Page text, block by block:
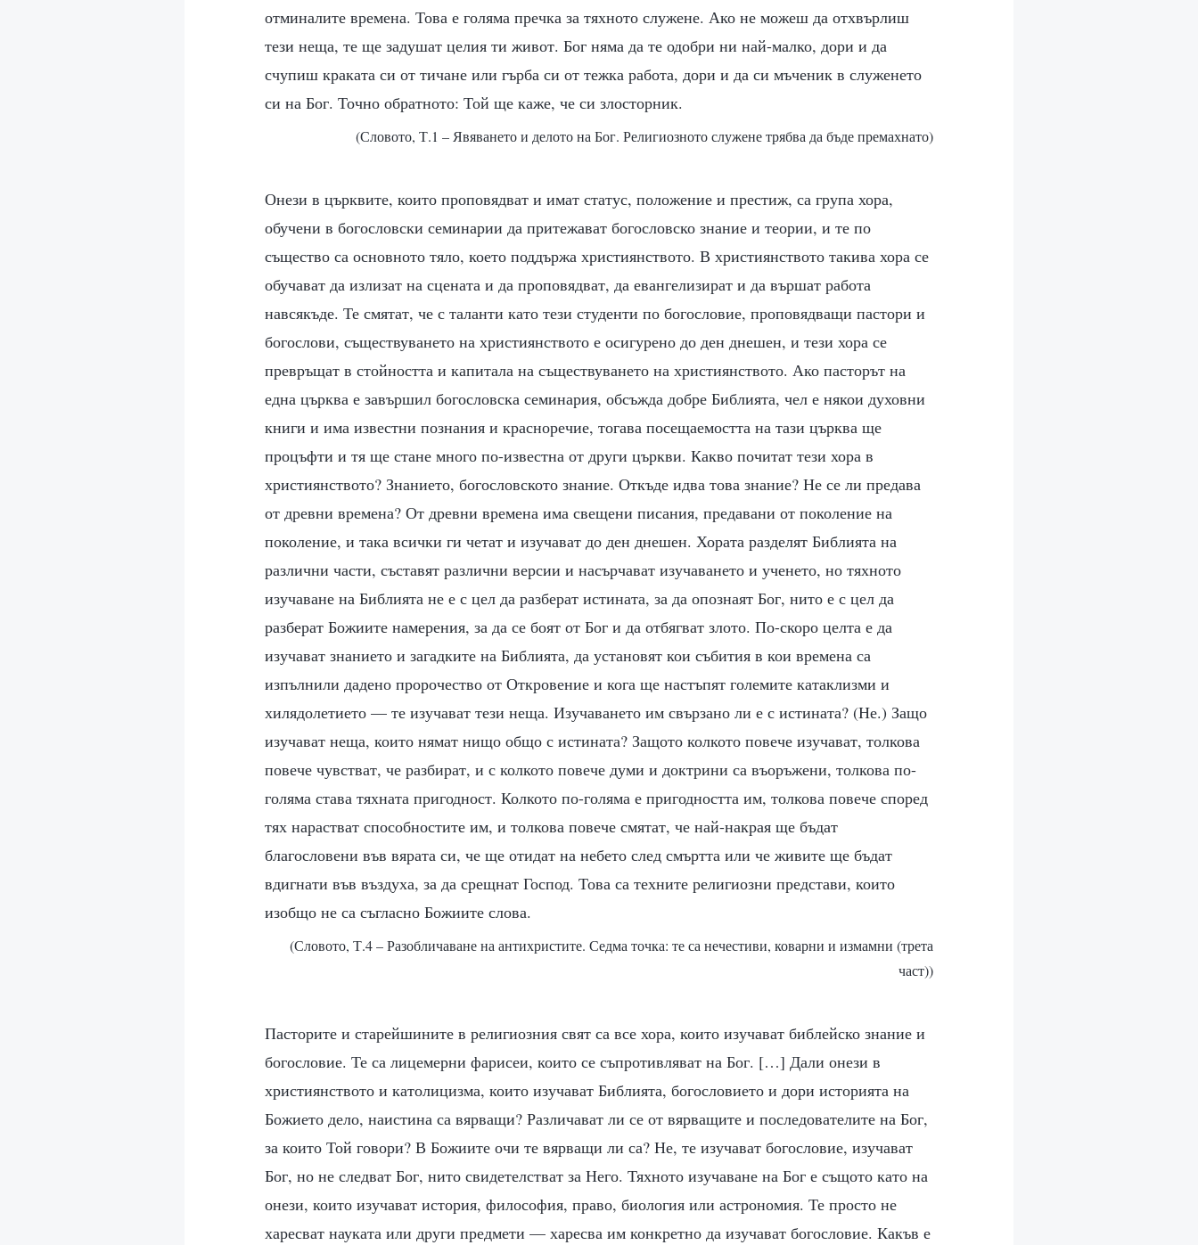
отминалите времена. Това е голяма пречка за тяхното служене. Ако не можеш да отхвърлиш
тези неща, те ще задушат целия ти живот. Бог няма да те одобри ни най-малко, дори и да
счупиш краката си от тичане или гърба си от тежка работа, дори и да си мъченик в служенето
си на Бог. Точно обратното: Той ще каже, че си злосторник.
(Словото, Т.1 – Явяването и делото на Бог. Религиозното служене трябва да бъде премахнато)
Онези в църквите, които проповядват и имат статус, положение и престиж, са група хора,
обучени в богословски семинарии да притежават богословско знание и теории, и те по
същество са основното тяло, което поддържа християнството. В християнството такива хора се
обучават да излизат на сцената и да проповядват, да евангелизират и да вършат работа
навсякъде. Те смятат, че с таланти като тези студенти по богословие, проповядващи пастори и
богослови, съществуването на християнството е осигурено до ден днешен, и тези хора се
превръщат в стойността и капитала на съществуването на християнството. Ако пасторът на
една църква е завършил богословска семинария, обсъжда добре Библията, чел е някои духовни
книги и има известни познания и красноречие, тогава посещаемостта на тази църква ще
процъфти и тя ще стане много по-известна от други църкви. Какво почитат тези хора в
християнството? Знанието, богословското знание. Откъде идва това знание? Не се ли предава
от древни времена? От древни времена има свещени писания, предавани от поколение на
поколение, и така всички ги четат и изучават до ден днешен. Хората разделят Библията на
различни части, съставят различни версии и насърчават изучаването и ученето, но тяхното
изучаване на Библията не е с цел да разберат истината, за да опознаят Бог, нито е с цел да
разберат Божиите намерения, за да се боят от Бог и да отбягват злото. По-скоро целта е да
изучават знанието и загадките на Библията, да установят кои събития в кои времена са
изпълнили дадено пророчество от Откровение и кога ще настъпят големите катаклизми и
хилядолетието — те изучават тези неща. Изучаването им свързано ли е с истината? (Не.) Защо
изучават неща, които нямат нищо общо с истината? Защото колкото повече изучават, толкова
повече чувстват, че разбират, и с колкото повече думи и доктрини са въоръжени, толкова по-
голяма става тяхната пригодност. Колкото по-голяма е пригодността им, толкова повече според
тях нарастват способностите им, и толкова повече смятат, че най-накрая ще бъдат
благословени във вярата си, че ще отидат на небето след смъртта или че живите ще бъдат
вдигнати във въздуха, за да срещнат Господ. Това са техните религиозни представи, които
изобщо не са съгласно Божиите слова.
(Словото, Т.4 – Разобличаване на антихристите. Седма точка: те са нечестиви, коварни и измамни (трета
част))
Пасторите и старейшините в религиозния свят са все хора, които изучават библейско знание и
богословие. Те са лицемерни фарисеи, които се съпротивляват на Бог. […] Дали онези в
християнството и католицизма, които изучават Библията, богословието и дори историята на
Божието дело, наистина са вярващи? Различават ли се от вярващите и последователите на Бог,
за които Той говори? В Божиите очи те вярващи ли са? Не, те изучават богословие, изучават
Бог, но не следват Бог, нито свидетелстват за Него. Тяхното изучаване на Бог е същото като на
онези, които изучават история, философия, право, биология или астрономия. Те просто не
харесват науката или други предмети — харесва им конкретно да изучават богословие. Какъв е